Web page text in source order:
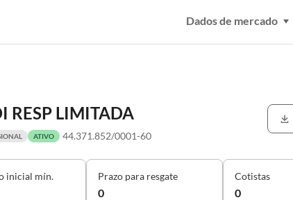
Dados de mercado
RESP LIMITADA
ATIVO 44.371.852/0001-60
inicial mín. Prazo para resgate
0
Cotistas
0